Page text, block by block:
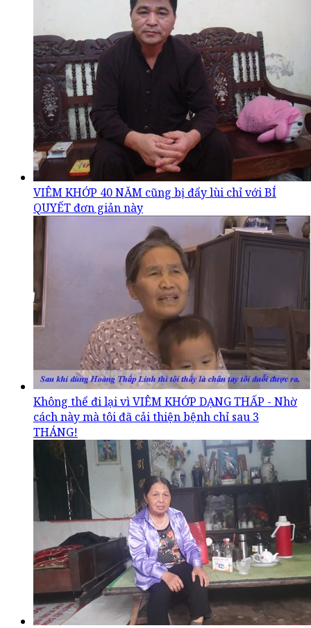
VIÊM KHỚP 40 NĂM cũng bị đẩy lùi chỉ với BÍ
QUYẾT đơn giản này
Không thể đi lại vì VIÊM KHỚP DẠNG THẤP - Nhờ
cách này mà tôi đã cải thiện bệnh chỉ sau 3
THÁNG!